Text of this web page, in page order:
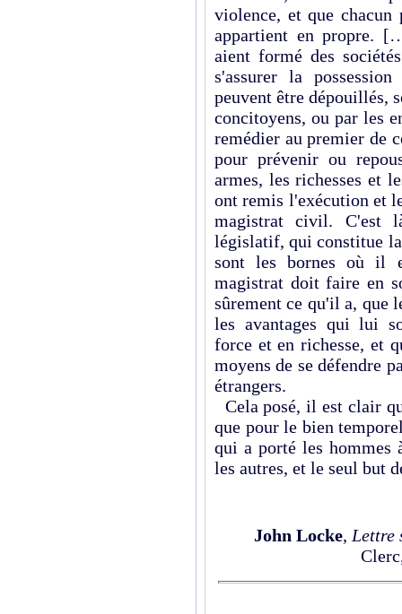
violence, et que
appartient en propre.
aient formé des
s'assurer la
peuvent être dépouillés,
concitoyens, ou par les
remédier au premier de
pour prévenir ou
armes, les richesses et
ont remis l'exécution et
magistrat civil. C'est
législatif, qui constitue
sont les bornes où il
magistrat doit faire en
sûrement ce qu'il a, que
les avantages qui lui
force et en richesse, et
moyens de se défendre
étrangers.
Cela posé, il est clair
que pour le bien
qui a porté les hommes
les autres, et le seul but
John Locke, Lettre